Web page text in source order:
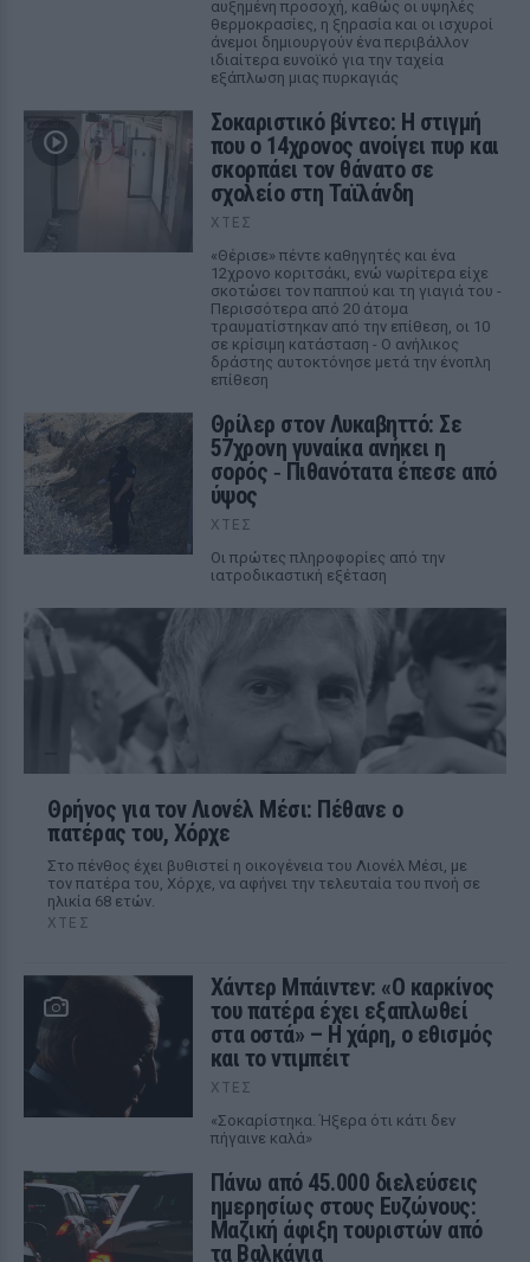
αυξημένη προσοχή, καθώς οι υψηλές
θερμοκρασίες, η ξηρασία και οι ισχυροί
άνεμοι δημιουργούν ένα περιβάλλον
ιδιαίτερα ευνοϊκό για την ταχεία
εξάπλωση μιας πυρκαγιάς
Σοκαριστικό βίντεο: Η στιγμή
που ο 14χρονος ανοίγει πυρ και
σκορπάει τον θάνατο σε
σχολείο στη Ταϊλάνδη
ΧΤΕΣ
«Θέρισε» πέντε καθηγητές και ένα
12χρονο κοριτσάκι, ενώ νωρίτερα είχε
σκοτώσει τον παππού και τη γιαγιά του -
Περισσότερα από 20 άτομα
τραυματίστηκαν από την επίθεση, οι 10
σε κρίσιμη κατάσταση - Ο ανήλικος
δράστης αυτοκτόνησε μετά την ένοπλη
επίθεση
Θρίλερ στον Λυκαβηττό: Σε
57χρονη γυναίκα ανήκει η
σορός ‑ Πιθανότατα έπεσε από
ύψος
ΧΤΕΣ
Οι πρώτες πληροφορίες από την
ιατροδικαστική εξέταση
Θρήνος για τον Λιονέλ Μέσι: Πέθανε ο
πατέρας του, Χόρχε
Στο πένθος έχει βυθιστεί η οικογένεια του Λιονέλ Μέσι, με
τον πατέρα του, Χόρχε, να αφήνει την τελευταία του πνοή σε
ηλικία 68 ετών.
ΧΤΕΣ
Χάντερ Μπάιντεν: «Ο καρκίνος
του πατέρα έχει εξαπλωθεί
στα οστά» – Η χάρη, ο εθισμός
και το ντιμπέιτ
ΧΤΕΣ
«Σοκαρίστηκα. Ήξερα ότι κάτι δεν
πήγαινε καλά»
Πάνω από 45.000 διελεύσεις
ημερησίως στους Ευζώνους:
Μαζική άφιξη τουριστών από
τα Βαλκάνια